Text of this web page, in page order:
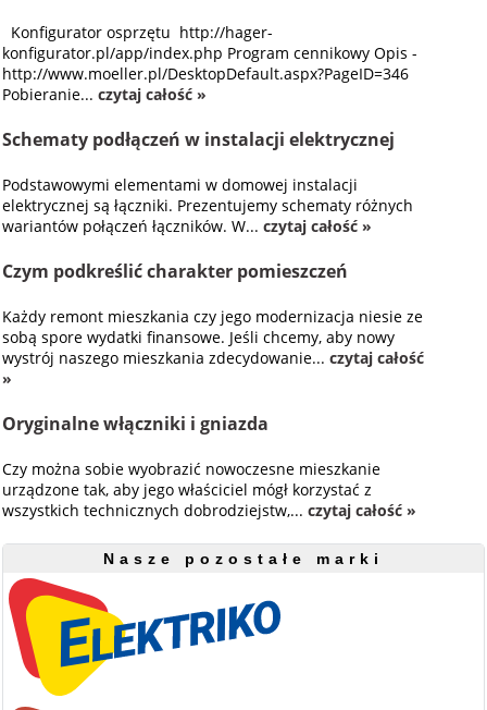
Konfigurator osprzętu http://hager-
konfigurator.pl/app/index.php Program cennikowy Opis -
http://www.moeller.pl/DesktopDefault.aspx?PageID=346
Pobieranie...czytaj całość »
Schematy podłączeń w instalacji elektrycznej
Podstawowymi elementami w domowej instalacji
elektrycznej są łączniki. Prezentujemy schematy różnych
wariantów połączeń łączników. W...czytaj całość »
Czym podkreślić charakter pomieszczeń
Każdy remont mieszkania czy jego modernizacja niesie ze
sobą spore wydatki finansowe. Jeśli chcemy, aby nowy
wystrój naszego mieszkania zdecydowanie...czytaj całość
»
Oryginalne włączniki i gniazda
Czy można sobie wyobrazić nowoczesne mieszkanie
urządzone tak, aby jego właściciel mógł korzystać z
wszystkich technicznych dobrodziejstw,...czytaj całość »
Nasze pozostałe marki